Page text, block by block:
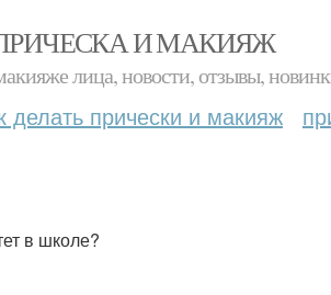
И МАКИЯЖ
лица, новости, отзывы,
делать прически и макияж
в школе?